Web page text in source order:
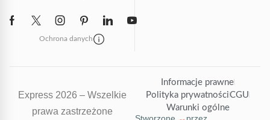
Ochrona danych
Express 2026 – Wszelkie
prawa zastrzeżone
Informacje prawne
Polityka prywatnościCGU
Warunki ogólne
Stworzone przez